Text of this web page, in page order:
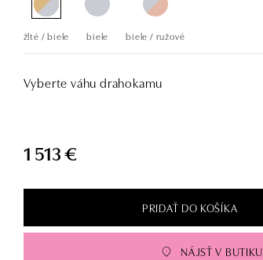
žlté / biele biele biele / ružové
Vyberte váhu drahokamu
1 513 €
PRIDAŤ DO KOŠÍKA
NÁJSŤ V BUTIKU